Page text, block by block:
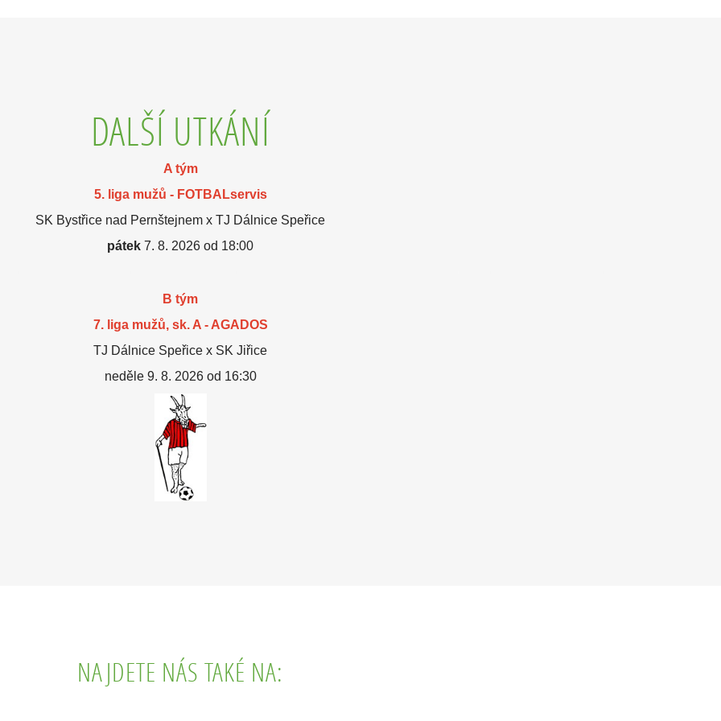
DALŠÍ UTKÁNÍ
A tým
5. liga mužů - FOTBALservis
SK Bystřice nad Pernštejnem x TJ Dálnice Speřice
pátek 7. 8. 2026 od 18:00
B tým
7. liga mužů, sk. A - AGADOS
TJ Dálnice Speřice x SK Jiřice
neděle 9. 8. 2026 od 16:30
NAJDETE NÁS TAKÉ NA: